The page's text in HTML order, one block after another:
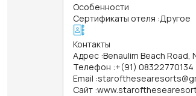
Особенности
Сертификаты отеля :Другое
Контакты
Адрес :Benaulim Beach Road,
Телефон :+(91) 08322770134
Email :
Сайт :